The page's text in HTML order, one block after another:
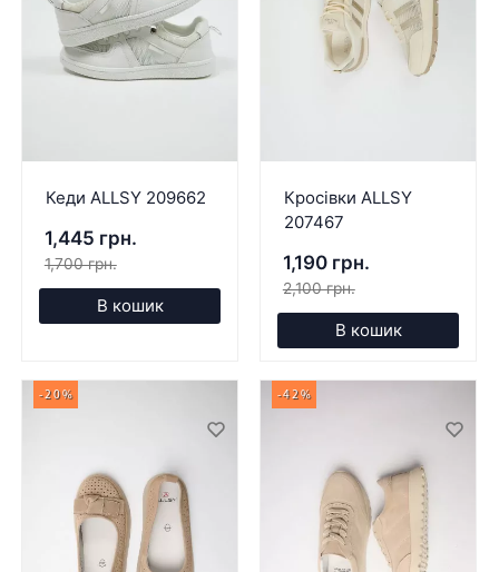
Кеди ALLSY 209662
1,445 грн.
1,700 грн.
В кошик
Кросівки ALLSY
207467
1,190 грн.
2,100 грн.
В кошик
-20% -42%